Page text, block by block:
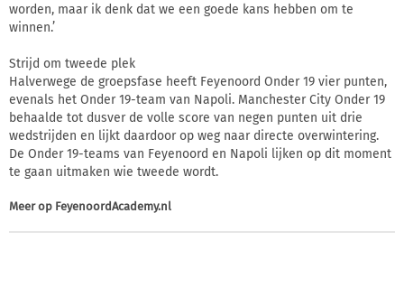
worden, maar ik denk dat we een goede kans hebben om te
winnen.’
Strijd om tweede plek
Halverwege de groepsfase heeft Feyenoord Onder 19 vier punten,
evenals het Onder 19-team van Napoli. Manchester City Onder 19
behaalde tot dusver de volle score van negen punten uit drie
wedstrijden en lijkt daardoor op weg naar directe overwintering.
De Onder 19-teams van Feyenoord en Napoli lijken op dit moment
te gaan uitmaken wie tweede wordt.
Meer op FeyenoordAcademy.nl